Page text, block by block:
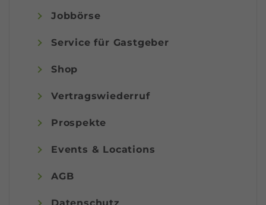
Jobbörse
Service für Gastgeber
Shop
Vertragswiederruf
Prospekte
Events & Locations
AGB